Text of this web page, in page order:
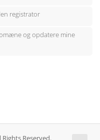
registrator
og opdatere mine
Reserved.